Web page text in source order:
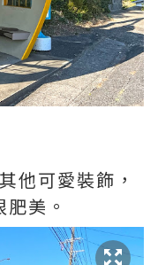
他可愛裝飾，
美。